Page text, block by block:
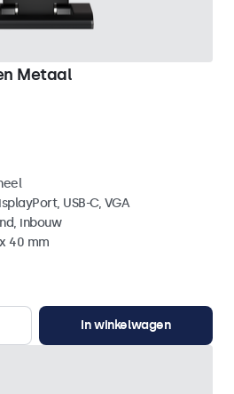
Metaal
USB-C, VGA
inbouw
40 mm
In winkelwagen